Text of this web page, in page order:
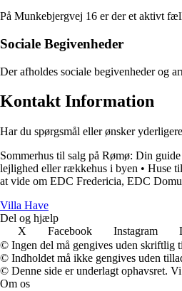
På Munkebjergvej 16 er der et aktivt
Sociale Begivenheder
Der afholdes sociale begivenheder og
Kontakt Information
Har du spørgsmål eller ønsker
Sommerhus til salg på Rømø: Din
lejlighed eller rækkehus i byen • Huse
at vide om EDC Fredericia, EDC
Villa Have
Del og hjælp
X
Facebook Instagram
© Ingen del må gengives uden skriftlig
© Indholdet må ikke gengives uden
© Denne side er underlagt ophavsret.
Om os